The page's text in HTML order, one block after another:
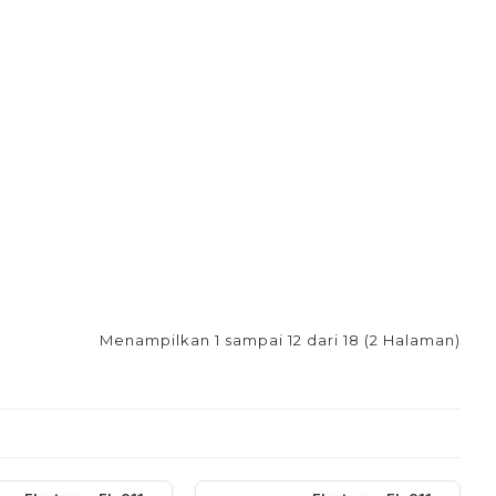
Menampilkan 1 sampai 12 dari 18 (2 Halaman)